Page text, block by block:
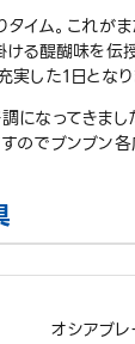
タイム。これが
る醍醐味を伝
した１日となり
になってきまし
のでブンブン各
オシアブレ